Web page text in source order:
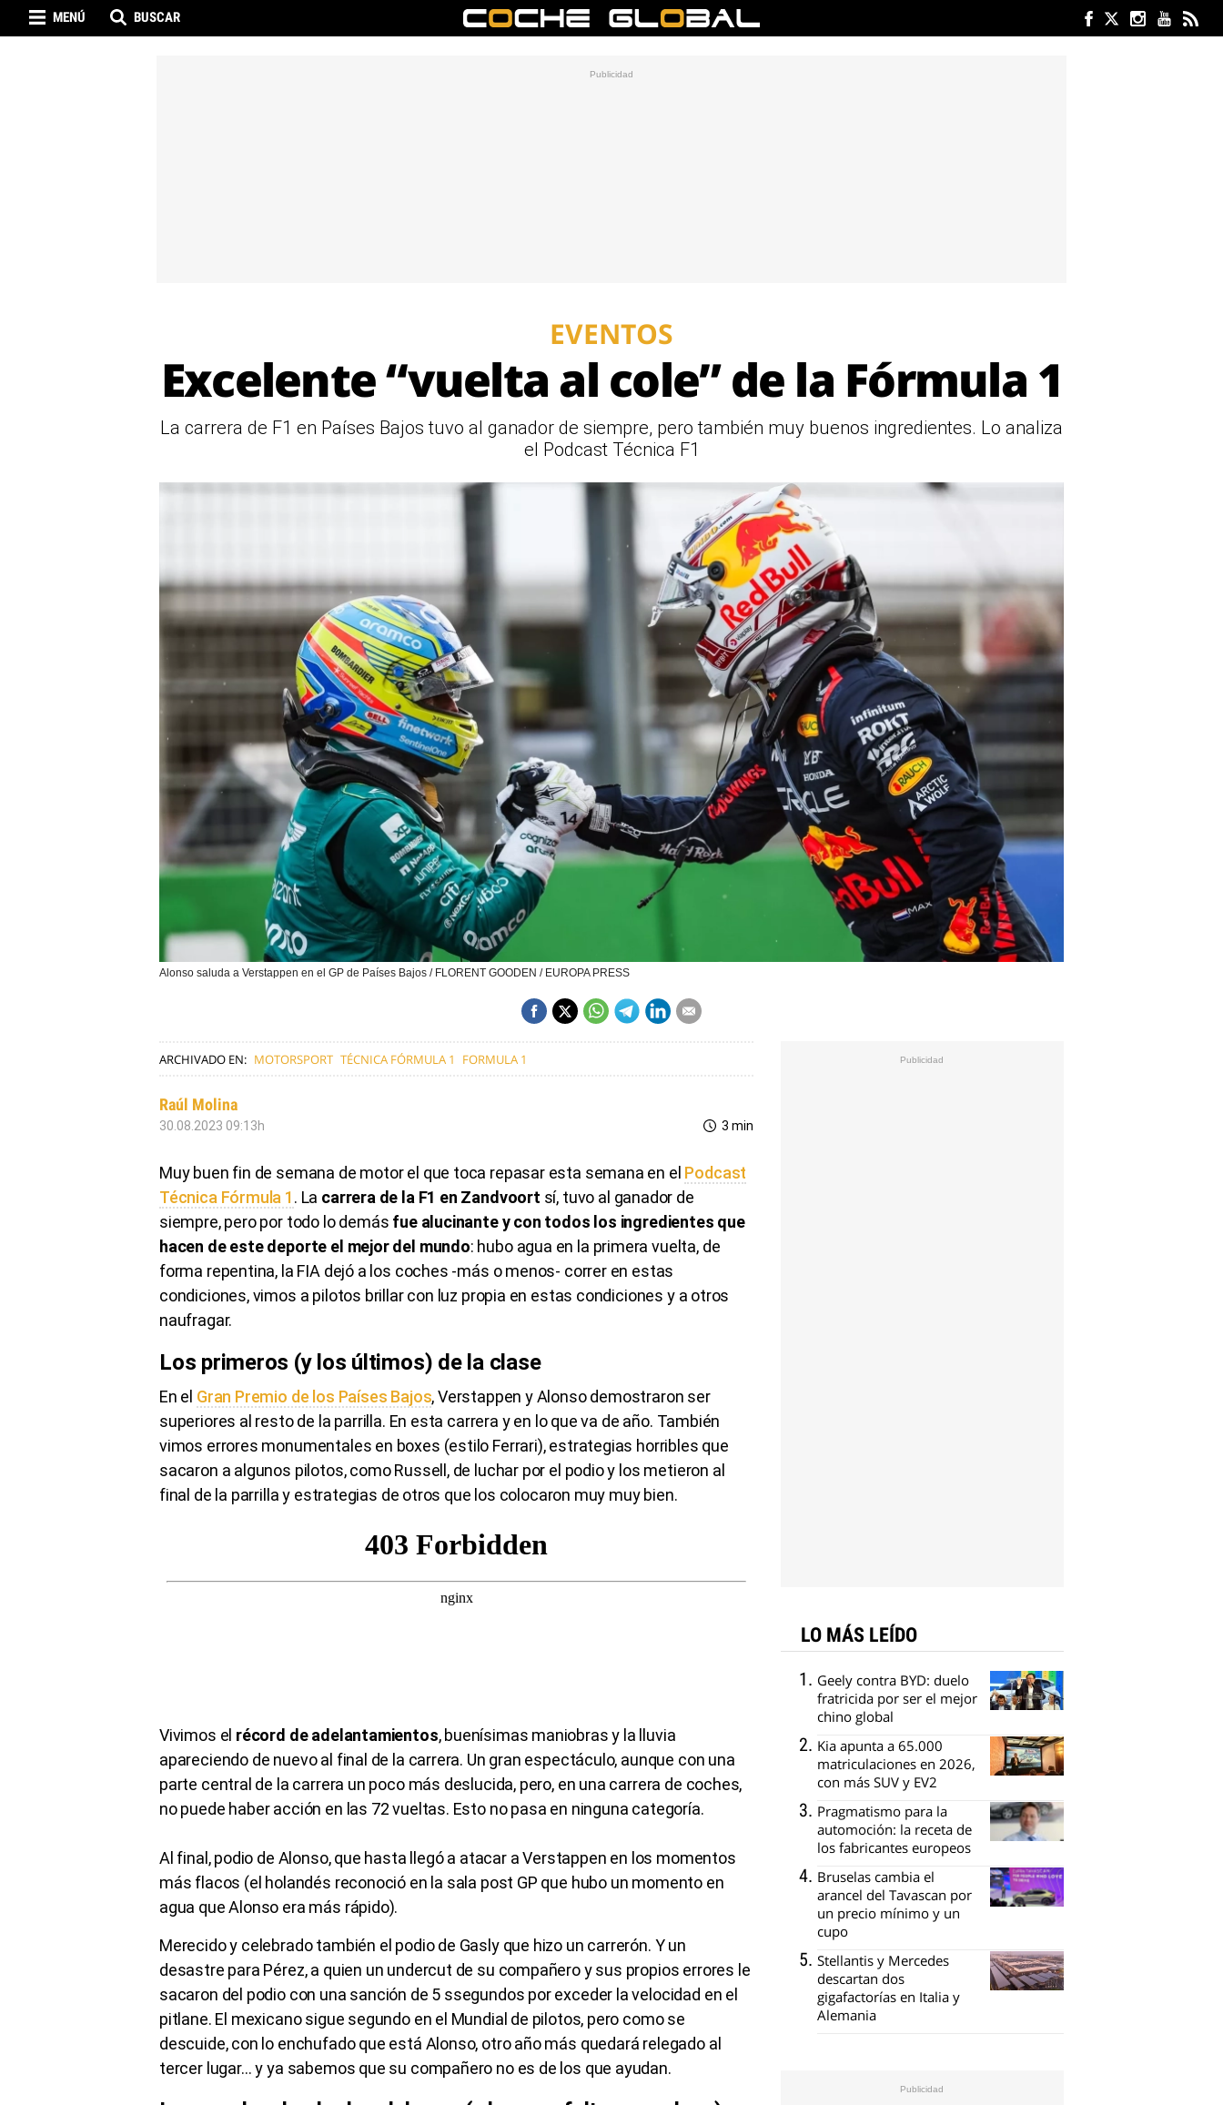
MENÚ BUSCAR
EVENTOS
Excelente “vuelta al cole” de la Fórmula 1
La carrera de F1 en Países Bajos tuvo al ganador de siempre, pero también muy buenos ingredientes. Lo analiza
el Podcast Técnica F1
Alonso saluda a Verstappen en el GP de Países Bajos / FLORENT GOODEN / EUROPA PRESS
ARCHIVADO EN: MOTORSPORT TÉCNICA FÓRMULA 1 FORMULA 1
Raúl Molina
30.08.2023 09:13h 3 min
Muy buen fin de semana de motor el que toca repasar esta semana en el Podcast
Técnica Fórmula 1. La carrera de la F1 en Zandvoort sí, tuvo al ganador de
siempre, pero por todo lo demás fue alucinante y con todos los ingredientes que
hacen de este deporte el mejor del mundo: hubo agua en la primera vuelta, de
forma repentina, la FIA dejó a los coches -más o menos- correr en estas
condiciones, vimos a pilotos brillar con luz propia en estas condiciones y a otros
naufragar.
Los primeros (y los últimos) de la clase
En el Gran Premio de los Países Bajos, Verstappen y Alonso demostraron ser
superiores al resto de la parrilla. En esta carrera y en lo que va de año. También
vimos errores monumentales en boxes (estilo Ferrari), estrategias horribles que
sacaron a algunos pilotos, como Russell, de luchar por el podio y los metieron al
final de la parrilla y estrategias de otros que los colocaron muy muy bien.
Vivimos el récord de adelantamientos, buenísimas maniobras y la lluvia
apareciendo de nuevo al final de la carrera. Un gran espectáculo, aunque con una
parte central de la carrera un poco más deslucida, pero, en una carrera de coches,
no puede haber acción en las 72 vueltas. Esto no pasa en ninguna categoría.
Al final, podio de Alonso, que hasta llegó a atacar a Verstappen en los momentos
más flacos (el holandés reconoció en la sala post GP que hubo un momento en
agua que Alonso era más rápido).
Merecido y celebrado también el podio de Gasly que hizo un carrerón. Y un
desastre para Pérez, a quien un undercut de su compañero y sus propios errores le
sacaron del podio con una sanción de 5 ssegundos por exceder la velocidad en el
pitlane. El mexicano sigue segundo en el Mundial de pilotos, pero como se
descuide, con lo enchufado que está Alonso, otro año más quedará relegado al
tercer lugar… y ya sabemos que su compañero no es de los que ayudan.
LO MÁS LEÍDO
Geely contra BYD: duelo
fratricida por ser el mejor
chino global
Kia apunta a 65.000
matriculaciones en 2026,
con más SUV y EV2
Pragmatismo para la
automoción: la receta de
los fabricantes europeos
Bruselas cambia el
arancel del Tavascan por
un precio mínimo y un
cupo
Stellantis y Mercedes
descartan dos
gigafactorías en Italia y
Alemania